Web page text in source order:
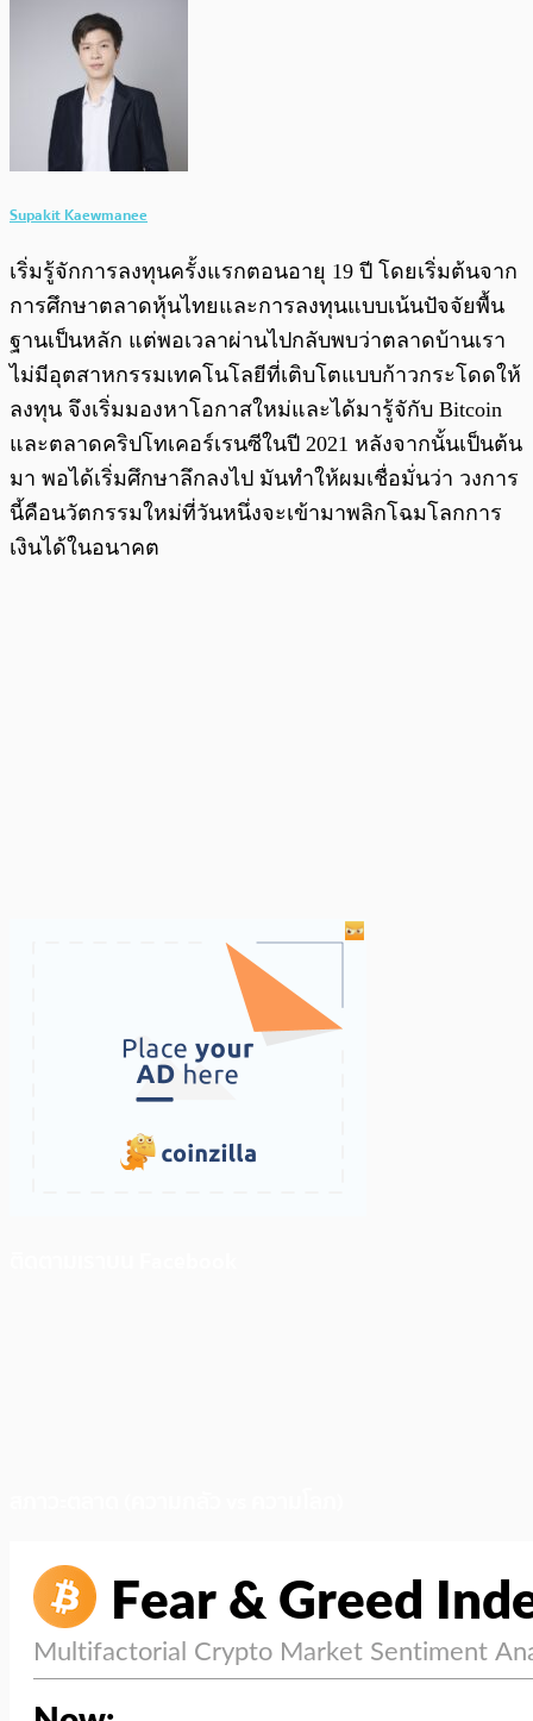
Supakit Kaewmanee
เริ่มรู้จักการลงทุนครั้งแรกตอนอายุ 19 ปี โดยเริ่มต้นจาก
การศึกษาตลาดหุ้นไทยและการลงทุนแบบเน้นปัจจัยพื้น
ฐานเป็นหลัก แต่พอเวลาผ่านไปกลับพบว่าตลาดบ้านเรา
ไม่มีอุตสาหกรรมเทคโนโลยีที่เติบโตแบบก้าวกระโดดให้
ลงทุน จึงเริ่มมองหาโอกาสใหม่และได้มารู้จักับ Bitcoin
และตลาดคริปโทเคอร์เรนซีในปี 2021 หลังจากนั้นเป็นต้น
มา พอได้เริ่มศึกษาลึกลงไป มันทำให้ผมเชื่อมั่นว่า วงการ
นี้คือนวัตกรรมใหม่ที่วันหนึ่งจะเข้ามาพลิกโฉมโลกการ
เงินได้ในอนาคต